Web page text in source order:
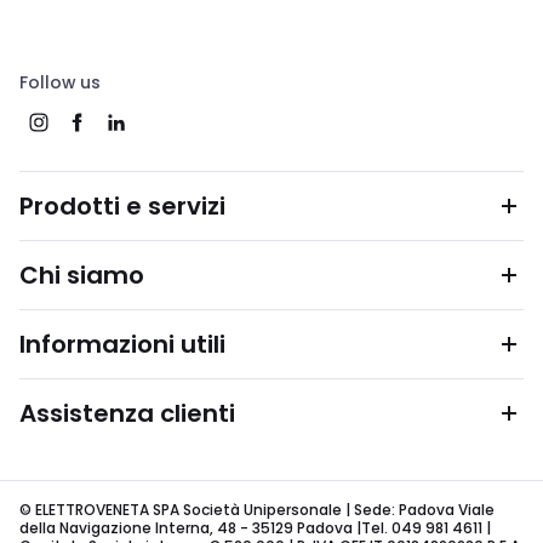
Follow us
Prodotti e servizi
Chi siamo
Informazioni utili
Assistenza clienti
© ELETTROVENETA SPA Società Unipersonale | Sede: Padova Viale
della Navigazione Interna, 48 - 35129 Padova |Tel. 049 981 4611 |